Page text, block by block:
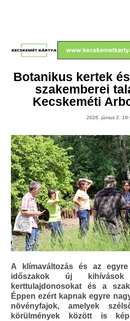
Botanikus kertek
szakemberei
Kecskeméti
2026. június 2.
A klímaváltozás és az
időszakok új
kerttulajdonosokat és a
Éppen ezért kapnak egyre
növényfajok, amelyek
körülmények között is